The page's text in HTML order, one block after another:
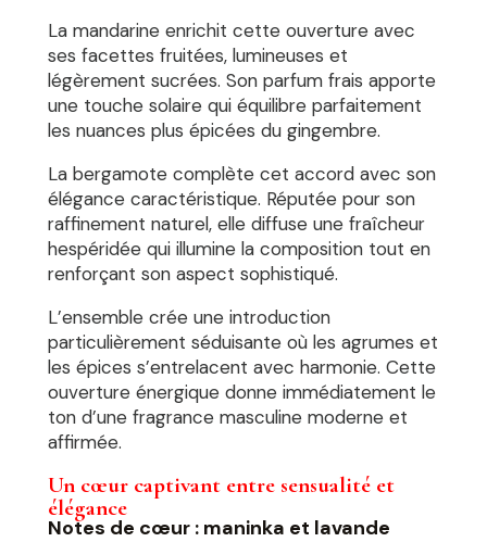
La mandarine enrichit cette ouverture avec
ses facettes fruitées, lumineuses et
légèrement sucrées. Son parfum frais apporte
une touche solaire qui équilibre parfaitement
les nuances plus épicées du gingembre.
La bergamote complète cet accord avec son
élégance caractéristique. Réputée pour son
raffinement naturel, elle diffuse une fraîcheur
hespéridée qui illumine la composition tout en
renforçant son aspect sophistiqué.
L’ensemble crée une introduction
particulièrement séduisante où les agrumes et
les épices s’entrelacent avec harmonie. Cette
ouverture énergique donne immédiatement le
ton d’une fragrance masculine moderne et
affirmée.
Un cœur captivant entre sensualité et
élégance
Notes de cœur : maninka et lavande